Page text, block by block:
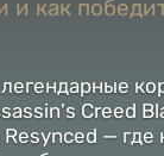
Creed
Resynced — где